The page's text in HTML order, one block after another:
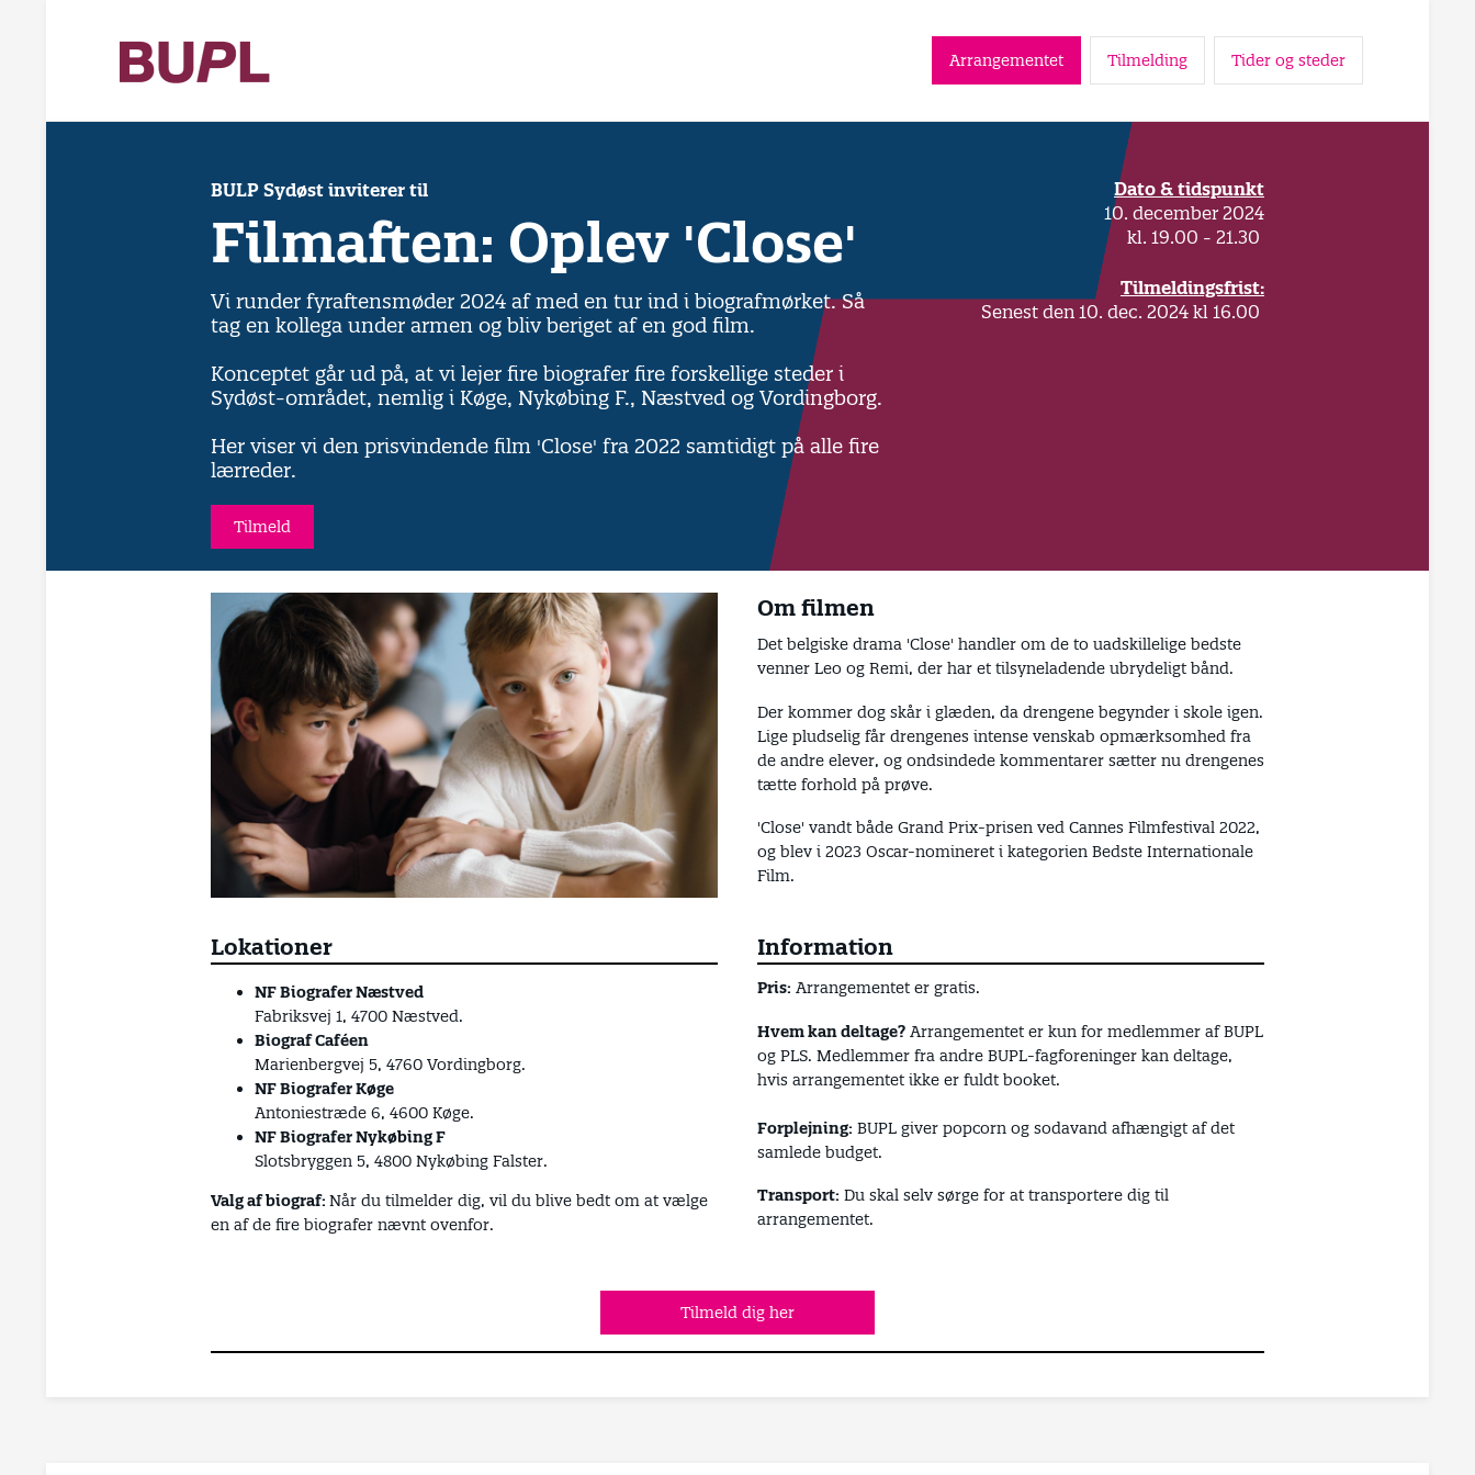
Arrangementet Tilmelding Tider og steder
BULP Sydøst inviterer til
Filmaften: Oplev 'Close'
Vi runder fyraftensmøder 2024 af med en tur ind i biografmørket. Så
tag en kollega under armen og bliv beriget af en god film.
Konceptet går ud på, at vi lejer fire biografer fire forskellige steder i
Sydøst-området, nemlig i Køge, Nykøbing F., Næstved og Vordingborg.
Her viser vi den prisvindende film 'Close' fra 2022 samtidigt på alle fire
lærreder.
Tilmeld
Dato & tidspunkt
10. december 2024
kl. 19.00 - 21.30
Tilmeldingsfrist:
Senest den 10. dec. 2024 kl 16.00
Om filmen
Det belgiske drama 'Close' handler om de to uadskillelige bedste
venner Leo og Remi, der har et tilsyneladende ubrydeligt bånd.
Der kommer dog skår i glæden, da drengene begynder i skole igen.
Lige pludselig får drengenes intense venskab opmærksomhed fra
de andre elever, og ondsindede kommentarer sætter nu drengenes
tætte forhold på prøve.
'Close' vandt både Grand Prix-prisen ved Cannes Filmfestival 2022,
og blev i 2023 Oscar-nomineret i kategorien Bedste Internationale
Film.
Lokationer
NF Biografer Næstved
Fabriksvej 1, 4700 Næstved.
Biograf Caféen
Marienbergvej 5, 4760 Vordingborg.
NF Biografer Køge
Antoniestræde 6, 4600 Køge.
NF Biografer Nykøbing F
Slotsbryggen 5, 4800 Nykøbing Falster.
Valg af biograf: Når du tilmelder dig, vil du blive bedt om at vælge
en af de fire biografer nævnt ovenfor.
Information
Pris: Arrangementet er gratis.
Hvem kan deltage? Arrangementet er kun for medlemmer af BUPL
og PLS. Medlemmer fra andre BUPL-fagforeninger kan deltage,
hvis arrangementet ikke er fuldt booket.
Forplejning: BUPL giver popcorn og sodavand afhængigt af det
samlede budget.
Transport: Du skal selv sørge for at transportere dig til
arrangementet.
Tilmeld dig her